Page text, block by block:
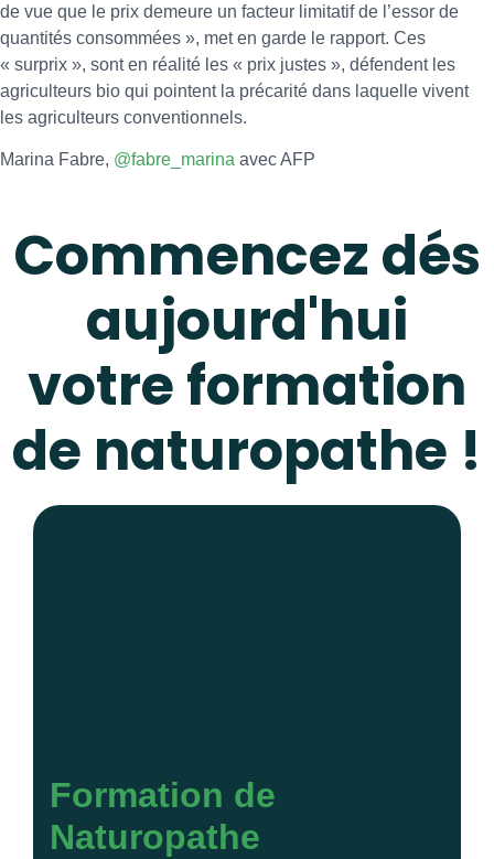
de vue que le prix demeure un facteur limitatif de l’essor de
quantités consommées », met en garde le rapport. Ces
« surprix », sont en réalité les « prix justes », défendent les
agriculteurs bio qui pointent la précarité dans laquelle vivent
les agriculteurs conventionnels.
Marina Fabre, @fabre_marina avec AFP
Commencez dés
aujourd'hui
votre formation
de naturopathe !
Formation de
Naturopathe